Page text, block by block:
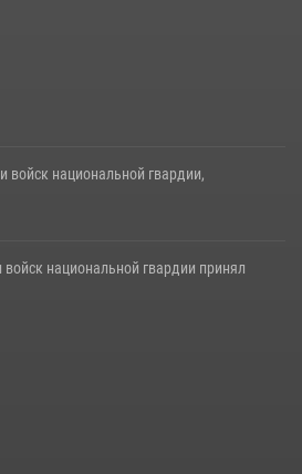
национальной гвардии,
национальной гвардии принял